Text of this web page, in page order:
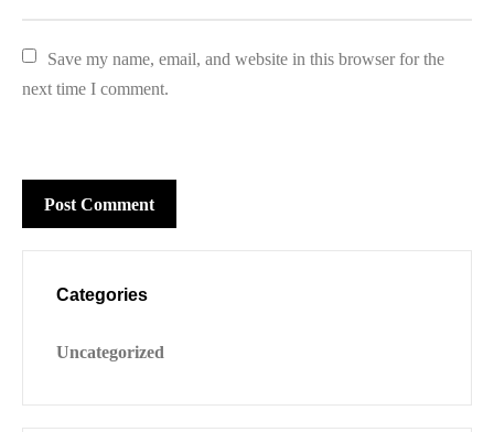
Save my name, email, and website in this browser for the
next time I comment.
Categories
Uncategorized